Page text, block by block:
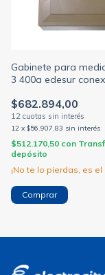
Gabinete para
3 400a edesur
$682.894,00
12 x $56.907,83 sin interés
$512.170,50 con
depósito
¡No te lo pierdas, es el